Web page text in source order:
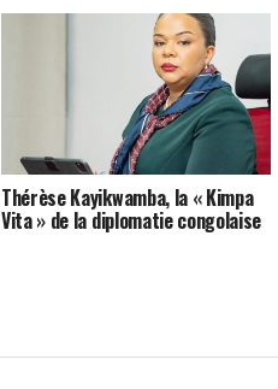
Thérèse Kayikwamba, la « Kimpa
Vita » de la diplomatie congolaise